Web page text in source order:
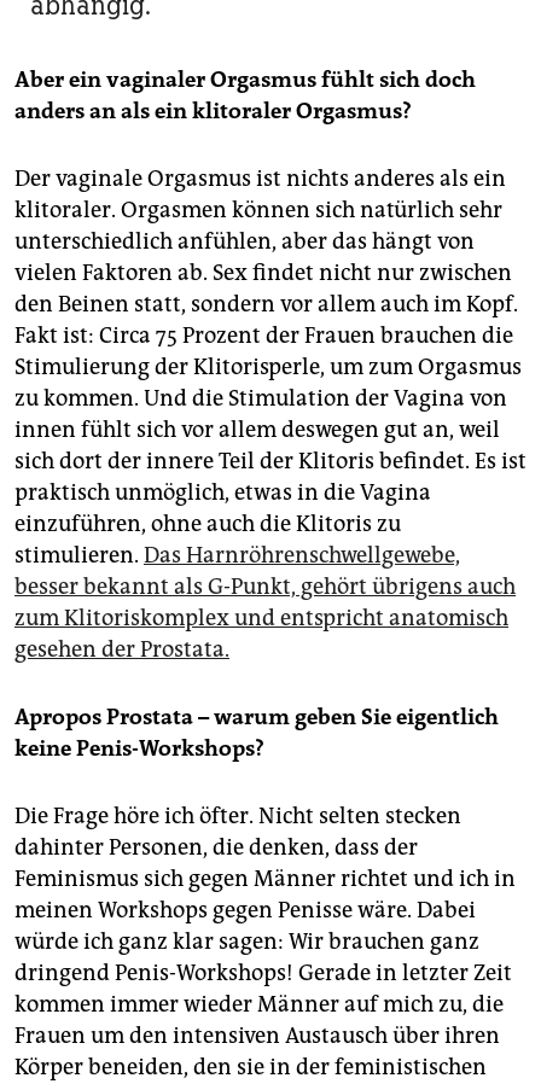
Aber ein vaginaler Orgasmus fühlt sich doch
anders an als ein klitoraler Orgasmus?
Der vaginale Orgasmus ist nichts anderes als ein
klitoraler. Orgasmen können sich natürlich sehr
unterschiedlich anfühlen, aber das hängt von
vielen Faktoren ab. Sex findet nicht nur zwischen
den Beinen statt, sondern vor allem auch im Kopf.
Fakt ist: Circa 75 Prozent der Frauen brauchen die
Stimulierung der Klitorisperle, um zum Orgasmus
zu kommen. Und die Stimulation der Vagina von
innen fühlt sich vor allem deswegen gut an, weil
sich dort der innere Teil der Klitoris befindet. Es ist
praktisch unmöglich, etwas in die Vagina
einzuführen, ohne auch die Klitoris zu
stimulieren. Das Harnröhrenschwellgewebe,
besser bekannt als G-Punkt, gehört übrigens auch
zum Klitoriskomplex und entspricht anatomisch
gesehen der Prostata.
Apropos Prostata – warum geben Sie eigentlich
keine Penis-Workshops?
Die Frage höre ich öfter. Nicht selten stecken
dahinter Personen, die denken, dass der
Feminismus sich gegen Männer richtet und ich in
meinen Workshops gegen Penisse wäre. Dabei
würde ich ganz klar sagen: Wir brauchen ganz
dringend Penis-Workshops! Gerade in letzter Zeit
kommen immer wieder Männer auf mich zu, die
Frauen um den intensiven Austausch über ihren
Körper beneiden, den sie in der feministischen